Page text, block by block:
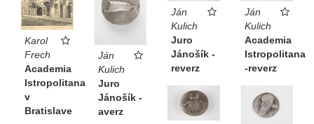
Karol
Frech
Academia
Istropolitana
v
Bratislave
Ján
Kulich
Juro
Jánošík -
averz
Ján
Kulich
Juro
Jánošík -
reverz
Ján
Kulich
Academia
Istropolitana
-reverz